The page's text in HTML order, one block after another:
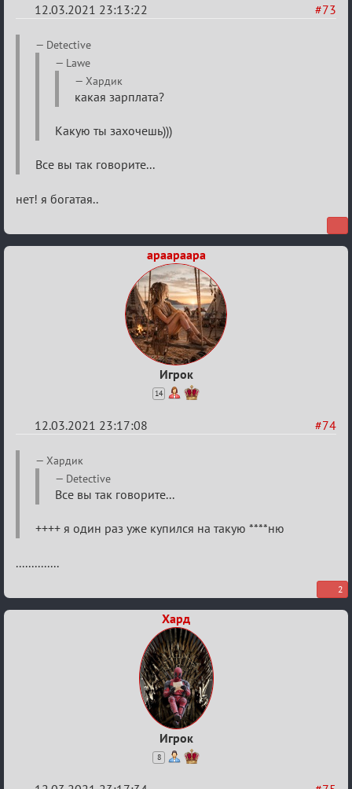
#73
12.03.2021 23:13:22
Re:
Разговоры
Detective
Lawe
Хардик
какая зарплата?
Какую ты захочешь)))
Все вы так говорите...
нет! я богатая..
apaapaapa
Игрок
14
#74
12.03.2021 23:17:08
Re:
Разговоры
XIX
ТПК.
Хардик
Detective
Все вы так говорите...
++++ я один раз уже купился на такую ****ню
..............
2
Хард
Игрок
8